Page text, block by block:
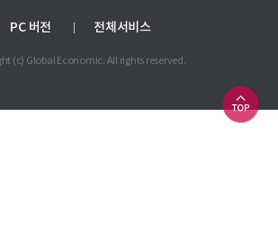
PC 버전 전체서비스
(c) Global Economic. All rights reserved.